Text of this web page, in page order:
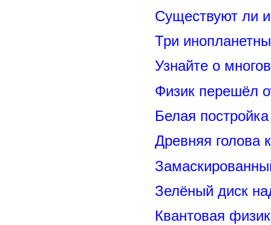
Существуют ли
Три
Узнайте о
Физик перешёл
Белая
Древняя голова
Зелёный диск
Квантовая